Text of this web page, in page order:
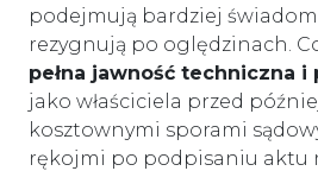
podejmują bardziej
rezygnują po oględzinach.
pełna jawność techniczna i
jako właściciela przed
kosztownymi sporami
rękojmi po podpisaniu aktu